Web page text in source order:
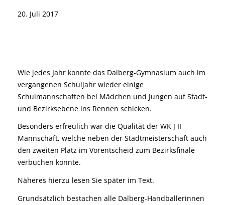
20. Juli 2017
Wie jedes Jahr konnte das Dalberg-Gymnasium auch im
vergangenen Schuljahr wieder einige
Schulmannschaften bei Mädchen und Jungen auf Stadt-
und Bezirksebene ins Rennen schicken.
Besonders erfreulich war die Qualität der WK J II
Mannschaft, welche neben der Stadtmeisterschaft auch
den zweiten Platz im Vorentscheid zum Bezirksfinale
verbuchen konnte.
Näheres hierzu lesen Sie später im Text.
Grundsätzlich bestachen alle Dalberg-Handballerinnen